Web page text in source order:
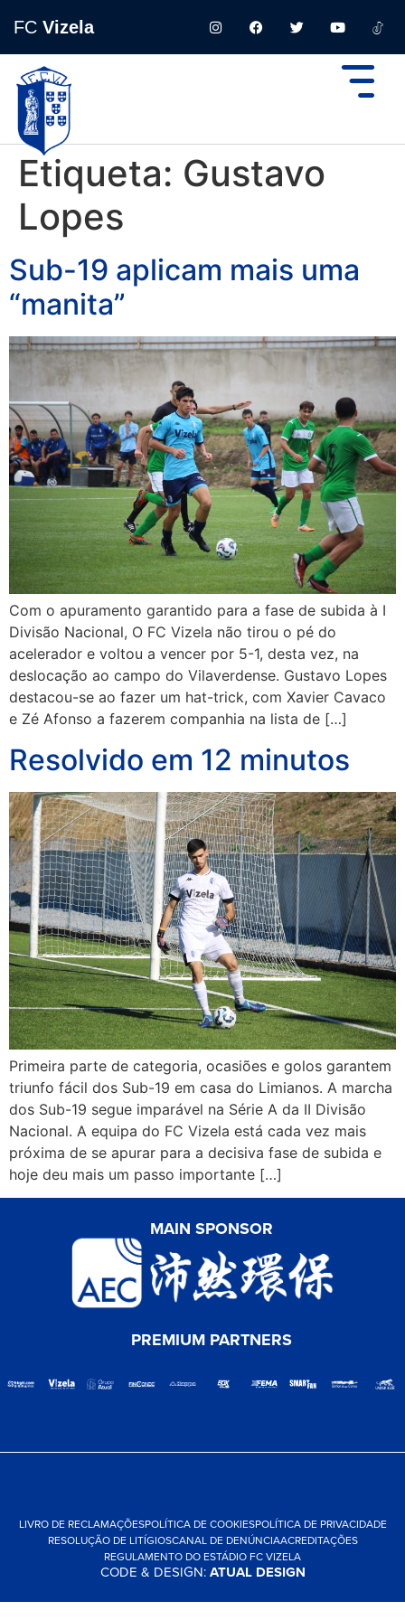
FC Vizela
Etiqueta: Gustavo
Lopes
Sub-19 aplicam mais uma
“manita”
Com o apuramento garantido para a fase de subida à I
Divisão Nacional, O FC Vizela não tirou o pé do
acelerador e voltou a vencer por 5-1, desta vez, na
deslocação ao campo do Vilaverdense. Gustavo Lopes
destacou-se ao fazer um hat-trick, com Xavier Cavaco
e Zé Afonso a fazerem companhia na lista de […]
Resolvido em 12 minutos
Primeira parte de categoria, ocasiões e golos garantem
triunfo fácil dos Sub-19 em casa do Limianos. A marcha
dos Sub-19 segue imparável na Série A da II Divisão
Nacional. A equipa do FC Vizela está cada vez mais
próxima de se apurar para a decisiva fase de subida e
hoje deu mais um passo importante […]
MAIN SPONSOR
PREMIUM PARTNERS
LIVRO DE RECLAMAÇÕESPOLÍTICA DE COOKIESPOLÍTICA DE PRIVACIDADE
RESOLUÇÃO DE LITÍGIOSCANAL DE DENÚNCIAACREDITAÇÕES
REGULAMENTO DO ESTÁDIO FC VIZELA
CODE & DESIGN:ATUAL DESIGN